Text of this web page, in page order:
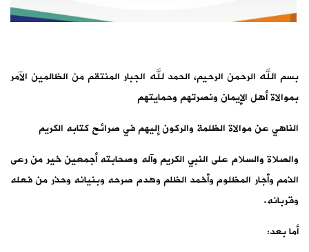
بسم الله الرحمن الرحيم، الحمد لله الجبار المنتقم من الظالمين الآمر
بموالاة أهل الإيمان ونصرتهم وحمايتهم
الناهي عن موالاة الظلمة والركون إليهم في صرائح كتابه الكريم
والصلاة والسلام على النبي الكريم وآله وصحابته أجمعين خير من رعى
الذمم وأجار المظلوم وأخمد الظلم وهدم صرحه وبنيانه وحذر من فعله
وقربانه.
أما بعد: